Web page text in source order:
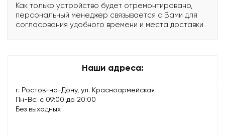
Как только устройство будет отремонтировано,
персональный менеджер связывается с Вами для
согласования удобного времени и места доставки.
Наши адреса:
г. Ростов-на-Дону, ул. Красноармейская
Пн-Вс: с 09:00 до 20:00
Без выходных